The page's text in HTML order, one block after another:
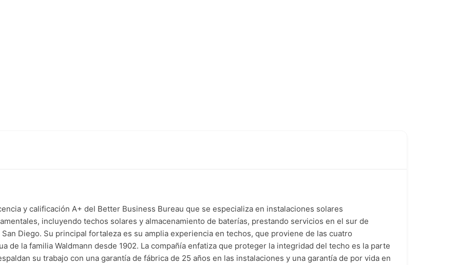
y calificación A+ del Better Business Bureau que se especializa en instalaciones solares
incluyendo techos solares y almacenamiento de baterías, prestando servicios en el sur de
Diego. Su principal fortaleza es su amplia experiencia en techos, que proviene de las cuatro
de la familia Waldmann desde 1902. La compañía enfatiza que proteger la integridad del techo es la parte
su trabajo con una garantía de fábrica de 25 años en las instalaciones y una garantía de por vida en